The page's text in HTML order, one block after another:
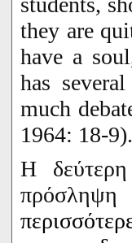
they are
have a
has
much
1964: 18-9).
Η